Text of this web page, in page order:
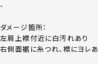
-
ダメージ箇所：
左肩上襟付近に白汚れあり
右側面裾に糸つれ、襟にヨレ